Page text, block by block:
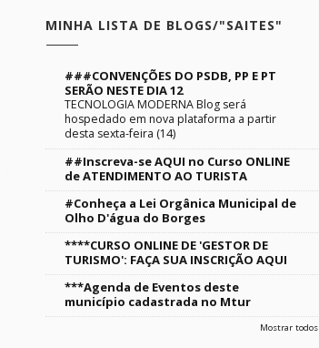
MINHA LISTA DE BLOGS/"SAITES"
###CONVENÇÕES DO PSDB, PP E PT
SERÃO NESTE DIA 12
TECNOLOGIA MODERNA Blog será
hospedado em nova plataforma a partir
desta sexta-feira (14)
##Inscreva-se AQUI no Curso ONLINE
de ATENDIMENTO AO TURISTA
#Conheça a Lei Orgânica Municipal de
Olho D'água do Borges
****CURSO ONLINE DE 'GESTOR DE
TURISMO': FAÇA SUA INSCRIÇÃO AQUI
***Agenda de Eventos deste
município cadastrada no Mtur
Mostrar todos